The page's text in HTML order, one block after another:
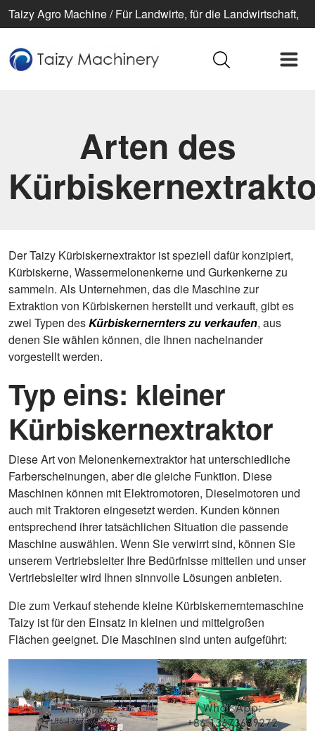
Taizy Agro Machine / Für Landwirte, für die Landwirtschaft,
Arten des
Der Taizy Kürbiskernextraktor ist speziell dafür konzipiert,
Kürbiskerne, Wassermelonenkerne und Gurkenkerne zu
sammeln. Als Unternehmen, das die Maschine zur
Extraktion von Kürbiskernen herstellt und verkauft, gibt es
zwei Typen desKürbiskernernters zu verkaufen, aus
denen Sie wählen können, die Ihnen nacheinander
vorgestellt werden.
Typ eins: kleiner
Kürbiskernextraktor
Diese Art von Melonenkernextraktor hat unterschiedliche
Farberscheinungen, aber die gleiche Funktion. Diese
Maschinen können mit Elektromotoren, Dieselmotoren und
auch mit Traktoren eingesetzt werden. Kunden können
entsprechend ihrer tatsächlichen Situation die passende
Maschine auswählen. Wenn Sie verwirrt sind, können Sie
unserem Vertriebsleiter Ihre Bedürfnisse mitteilen und unser
Vertriebsleiter wird Ihnen sinnvolle Lösungen anbieten.
Die zum Verkauf stehende kleine Kürbiskernerntemaschine
Taizy ist für den Einsatz in kleinen und mittelgroßen
Flächen geeignet. Die Maschinen sind unten aufgeführt: